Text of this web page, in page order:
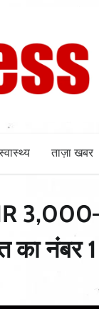
ताज़ा खबर
का नंबर